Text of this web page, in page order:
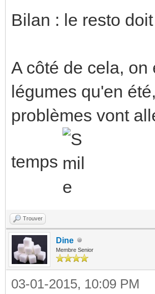
Bilan : le resto
A côté de cela,
légumes qu'en
problèmes vont
temps
Trouver
Dine
Membre Senior
03-01-2015, 10:09 PM